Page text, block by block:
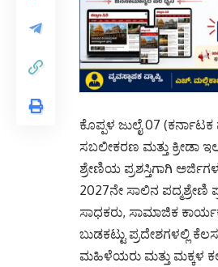
ಕೊಪ್ಪಳ ಜುಲೈ 07
ಸಬಲೀಕರಣ ಮತ್ತು ಕ್ರೀಡಾ
ಶ್ರೇಣಿಯ ಪ್ರಶಸ್ತಿಗಾಗಿ
2027ನೇ ಸಾಲಿನ ಪದ್ಮಶ್ರೇಣಿ
ಸಾಧಕರು, ಸಾಮಾಜಿಕ
ಬುಡಕಟ್ಟು ಪ್ರದೇಶಗಳಲ್ಲಿ
ಮಹಿಳೆಯರು ಮತ್ತು ಮಕ್ಕಳ